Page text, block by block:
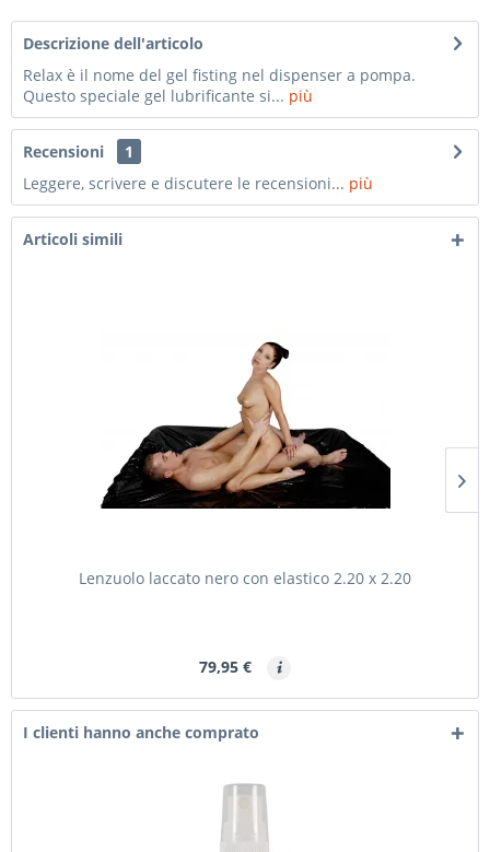
Descrizione dell'articolo
Relax è il nome del gel fisting nel dispenser a pompa.
Questo speciale gel lubrificante si... più
Recensioni
1
Leggere, scrivere e discutere le recensioni... più
Articoli simili
Lenzuolo laccato nero con elastico 2.20 x 2.20
79,95 €
I clienti hanno anche comprato